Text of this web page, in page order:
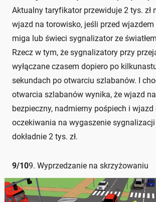
Aktualny taryfikator przewiduje 2 tys. zł
wjazd na torowisko, jeśli przed wjazdem
miga lub świeci sygnalizator ze
Rzecz w tym, że sygnalizatory przy
wyłączane czasem dopiero po
sekundach po otwarciu szlabanów. I
otwarcia szlabanów wynika, że wjazd
bezpieczny, nadmierny pośpiech i wjazd
oczekiwania na wygaszenie
dokładnie 2 tys. zł.
9/109. Wyprzedzanie na skrzyżowaniu